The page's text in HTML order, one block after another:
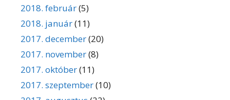
2018. február(5)
2018. január(11)
2017. december(20)
2017. november(8)
2017. október(11)
2017. szeptember(10)